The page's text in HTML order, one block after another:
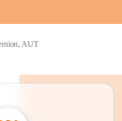
AUT